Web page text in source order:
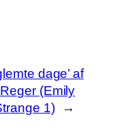
dage’ af
(Emily
1)
→